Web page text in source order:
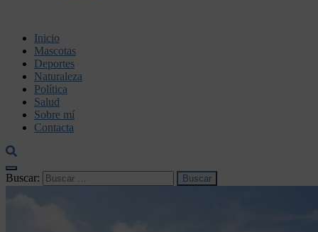
dnaservic.es
Inicio
Mascotas
Deportes
Naturaleza
Política
Salud
Sobre mí
Contacta
Buscar: